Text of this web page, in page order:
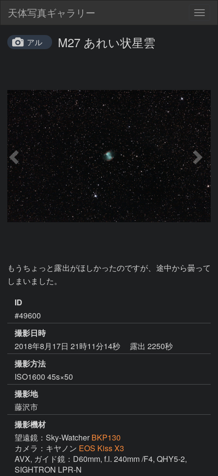
天体写真ギャラリー
アル M27 あれい状星雲
もうちょっと露出がほしかったのですが、途中から曇って
しまいました。
ID
#49600
撮影日時
2018年8月17日 21時11分14秒
露出 2250秒
撮影方法
ISO1600 45s×50
撮影地
藤沢市
撮影機材
望遠鏡：Sky-Watcher BKP130
カメラ：キヤノン EOS Kiss X3
AVX, ガイド鏡：D60mm, f.l. 240mm /F4, QHY5-2,
SIGHTRON LPR-N